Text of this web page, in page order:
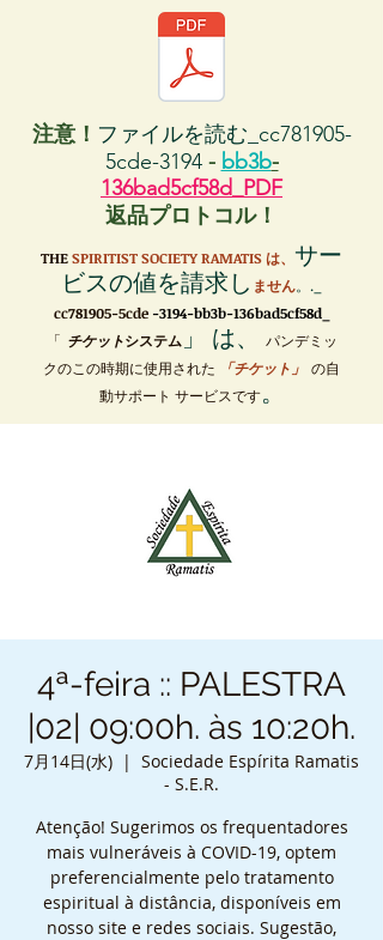
注意！ ファイルを読む_cc781905-
5cde-3194 - bb3b-
136bad5cf58d_PDF
返品プロトコル！
THESPIRITIST SOCIETY RAMATIS は、 サー
ビスの値を請求し ません。._
cc781905-5cde -3194-bb3b-136bad5cf58d_
「 チケットシステム」 は、
パンデミッ
クのこの時期に使用された 「チケット」
の自
動サポート サービスです。
4ª-feira :: PALESTRA
|02| 09:00h. às 10:20h.
7月14日(水)
  |
Sociedade Espírita Ramatis
- S.E.R.
Atenção! Sugerimos os frequentadores
mais vulneráveis à COVID-19, optem
preferencialmente pelo tratamento
espiritual à distância, disponíveis em
nosso site e redes sociais. Sugestão,